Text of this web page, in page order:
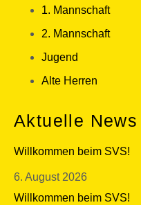
1. Mannschaft
2. Mannschaft
Jugend
Alte Herren
Aktuelle News
Willkommen beim SVS!
6. August 2026
Willkommen beim SVS!